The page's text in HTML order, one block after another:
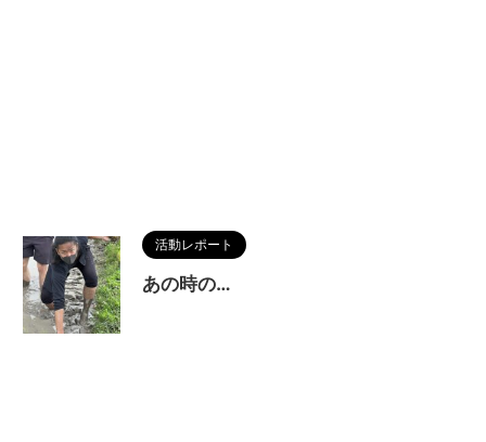
活動レポート
あの時の…